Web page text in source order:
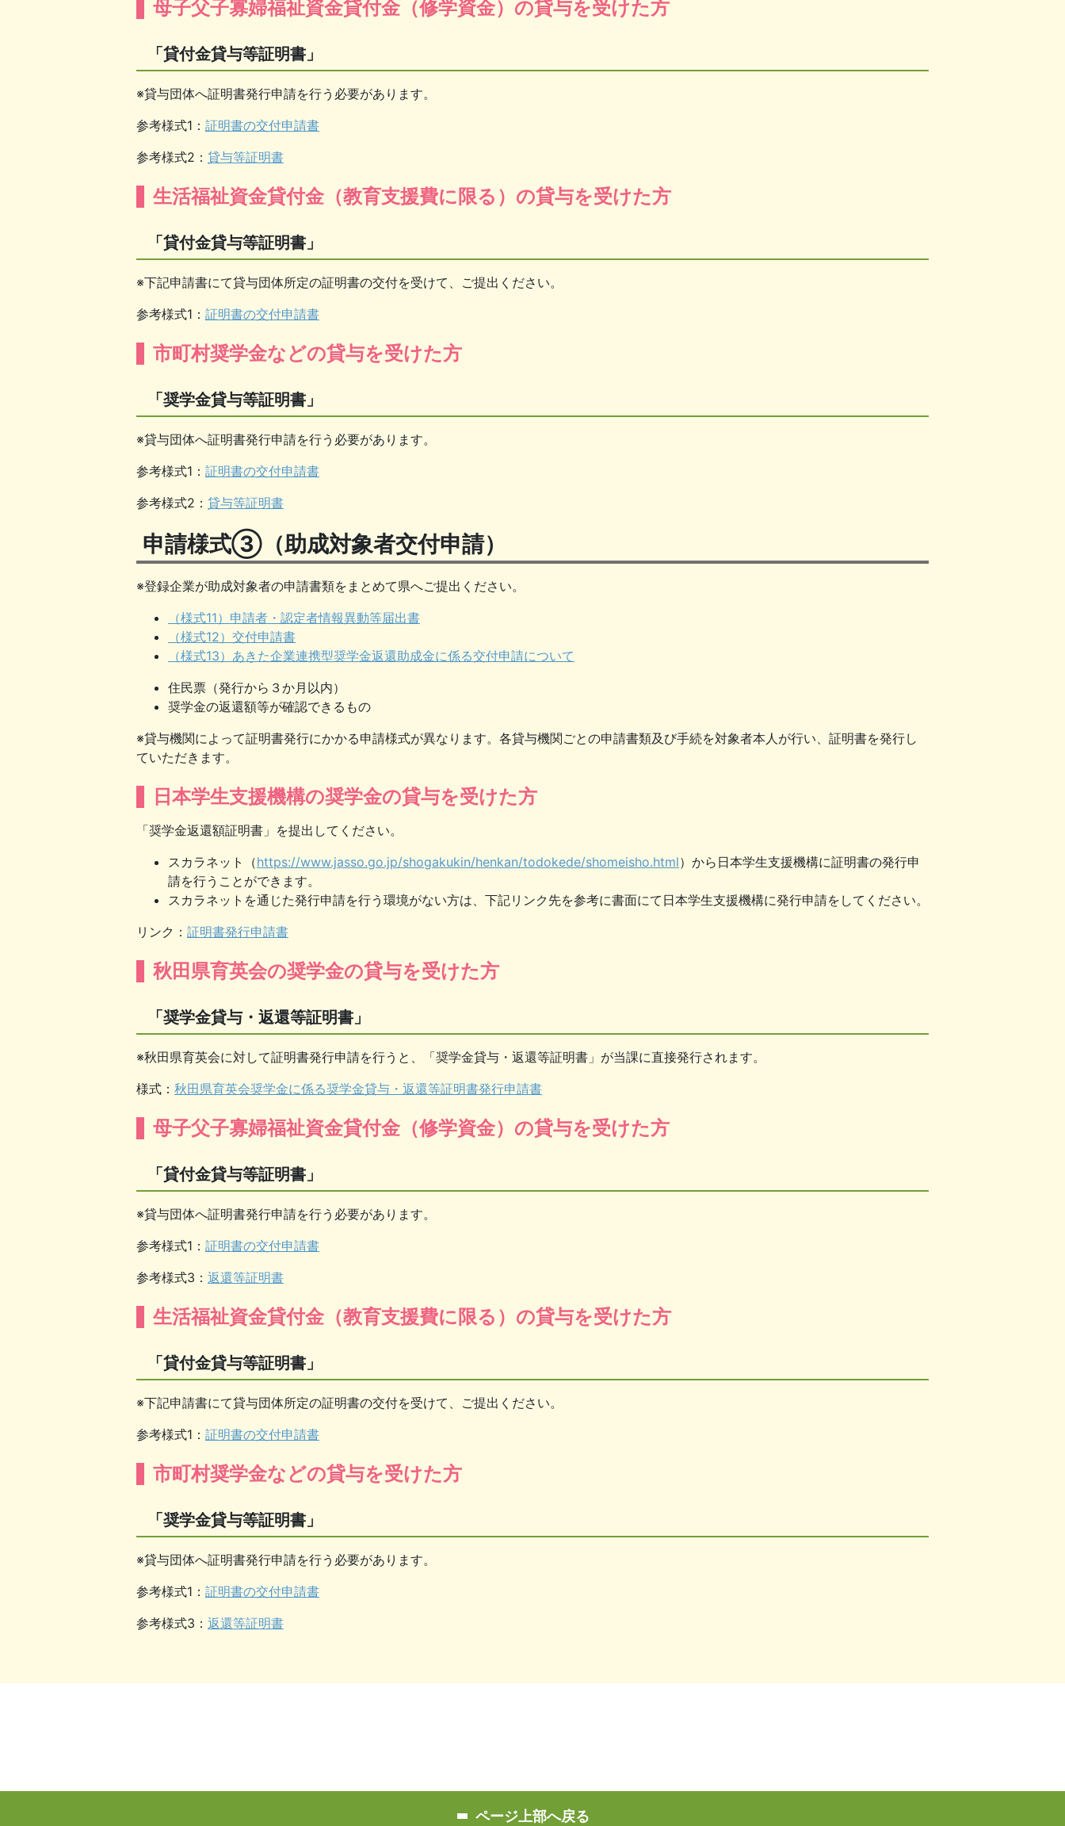
母子父子寡婦福祉資金貸付金（修学資金）の貸与を受けた方
「貸付金貸与等証明書」
※貸与団体へ証明書発行申請を行う必要があります。
参考様式1： 証明書の交付申請書
参考様式2： 貸与等証明書
生活福祉資金貸付金（教育支援費に限る）の貸与を受けた方
「貸付金貸与等証明書」
※下記申請書にて貸与団体所定の証明書の交付を受けて、ご提出ください。
参考様式1： 証明書の交付申請書
市町村奨学金などの貸与を受けた方
「奨学金貸与等証明書」
※貸与団体へ証明書発行申請を行う必要があります。
参考様式1： 証明書の交付申請書
参考様式2： 貸与等証明書
申請様式③（助成対象者交付申請）
※登録企業が助成対象者の申請書類をまとめて県へご提出ください。
（様式11）申請者・認定者情報異動等届出書
（様式12）交付申請書
（様式13）あきた企業連携型奨学金返還助成金に係る交付申請について
住民票（発行から３か月以内）
奨学金の返還額等が確認できるもの
※貸与機関によって証明書発行にかかる申請様式が異なります。各貸与機関ごとの申請書類及び手続を対象者本人が行い、証明書を発行し
ていただきます。
日本学生支援機構の奨学金の貸与を受けた方
「奨学金返還額証明書」を提出してください。
スカラネット（https://www.jasso.go.jp/shogakukin/henkan/todokede/shomeisho.html）から日本学生支援機構に証明書の発行申
請を行うことができます。
スカラネットを通じた発行申請を行う環境がない方は、下記リンク先を参考に書面にて日本学生支援機構に発行申請をしてください。
リンク： 証明書発行申請書
秋田県育英会の奨学金の貸与を受けた方
「奨学金貸与・返還等証明書」
※秋田県育英会に対して証明書発行申請を行うと、「奨学金貸与・返還等証明書」が当課に直接発行されます。
様式： 秋田県育英会奨学金に係る奨学金貸与・返還等証明書発行申請書
母子父子寡婦福祉資金貸付金（修学資金）の貸与を受けた方
「貸付金貸与等証明書」
※貸与団体へ証明書発行申請を行う必要があります。
参考様式1： 証明書の交付申請書
参考様式3： 返還等証明書
生活福祉資金貸付金（教育支援費に限る）の貸与を受けた方
「貸付金貸与等証明書」
※下記申請書にて貸与団体所定の証明書の交付を受けて、ご提出ください。
参考様式1： 証明書の交付申請書
市町村奨学金などの貸与を受けた方
「奨学金貸与等証明書」
※貸与団体へ証明書発行申請を行う必要があります。
参考様式1： 証明書の交付申請書
参考様式3： 返還等証明書
ページ上部へ戻る